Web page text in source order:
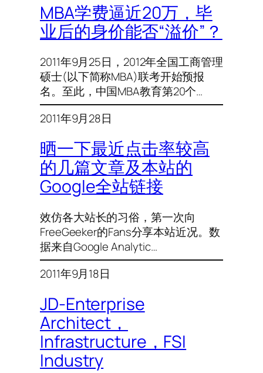
MBA学费逼近20万，毕
业后的身价能否“溢价”？
2011年9月25日，2012年全国工商管理
硕士(以下简称MBA)联考开始预报
名。至此，中国MBA教育第20个…
2011年9月28日
晒一下最近点击率较高
的几篇文章及本站的
Google全站链接
效仿各大站长的习俗，第一次向
FreeGeeker的Fans分享本站近况。数
据来自Google Analytic…
2011年9月18日
JD-Enterprise
Architect，
Infrastructure，FSI
Industry